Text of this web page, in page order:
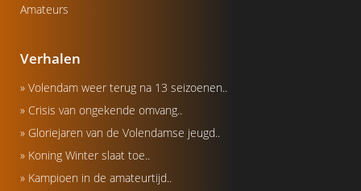
Amateurs
Verhalen
» Volendam weer terug na 13 seizoenen..
» Crisis van ongekende omvang..
» Gloriejaren van de Volendamse jeugd..
» Koning Winter slaat toe..
» Kampioen in de amateurtijd..